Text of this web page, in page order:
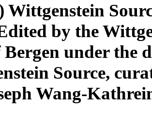
Wittgenstein
by the
Bergen under the
Source,
Wang-